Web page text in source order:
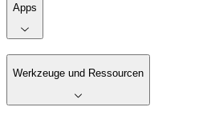
Apps
Werkzeuge und Ressourcen